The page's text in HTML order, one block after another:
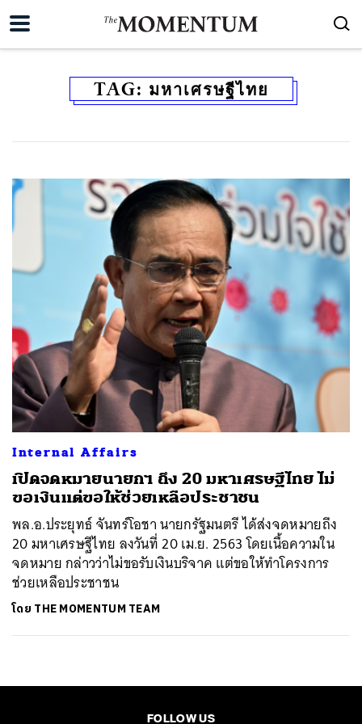
TAG: มหาเศรษฐีไทย
Internal Affairs
เปิดจดหมายนายกฯ ถึง 20 มหาเศรษฐีไทย ไม่
ขอเงินแต่ขอให้ช่วยเหลือประชาชน
พล.อ.ประยุทธ์ จันทร์โอชา นายกรัฐมนตรี ได้ส่งจดหมายถึง
20 มหาเศรษฐีไทย ลงวันที่ 20 เม.ย. 2563 โดยเนื้อความใน
จดหมาย กล่าวว่าไม่ขอรับเงินบริจาค แต่ขอให้ทำโครงการ
ช่วยเหลือประชาชน
โดย THE MOMENTUM TEAM
FOLLOW US
ค้นหา
SHARE TWEET LINE EMAIL